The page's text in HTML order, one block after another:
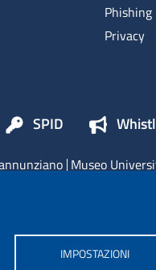
IMPOSTAZIONI
Phishing
Privacy
SPID
Museo
"d'Annunzio"